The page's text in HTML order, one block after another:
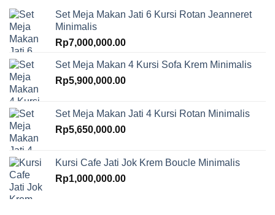
Set Meja Makan Jati 6 Kursi Rotan Jeanneret
Minimalis
Rp7,000,000.00
Set Meja Makan 4 Kursi Sofa Krem Minimalis
Rp5,900,000.00
Set Meja Makan Jati 4 Kursi Rotan Minimalis
Rp5,650,000.00
Kursi Cafe Jati Jok Krem Boucle Minimalis
Rp1,000,000.00